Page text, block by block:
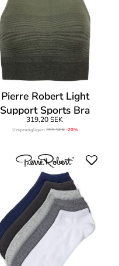
Pierre Robert Light
Support Sports Bra
319,20 SEK
Ursprungligen399 SEK-20%